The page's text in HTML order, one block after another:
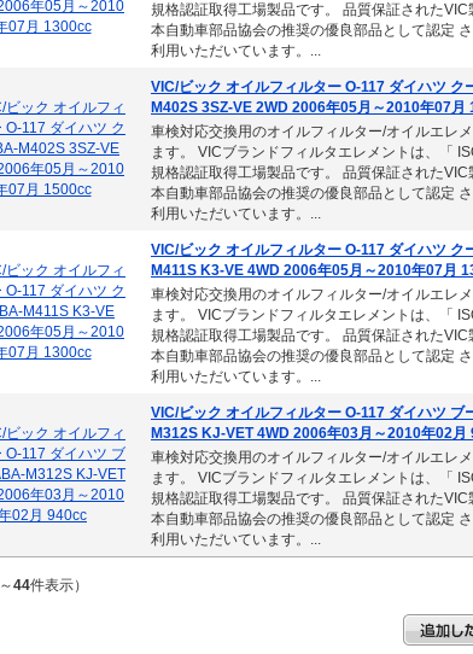
規格認証取得工場製品です。 品質保証されたVIC
本自動車部品協会の推奨の優良部品として認定
利用いただいています。...
VIC/ビック オイルフィルター O-117 ダイハツ ク
M402S 3SZ-VE 2WD 2006年05月～2010年07月
車検対応交換用のオイルフィルター/オイルエレ
ます。 VICブランドフィルタエレメントは、「
規格認証取得工場製品です。 品質保証されたVIC
本自動車部品協会の推奨の優良部品として認定
利用いただいています。...
VIC/ビック オイルフィルター O-117 ダイハツ ク
M411S K3-VE 4WD 2006年05月～2010年07月
車検対応交換用のオイルフィルター/オイルエレ
ます。 VICブランドフィルタエレメントは、「
規格認証取得工場製品です。 品質保証されたVIC
本自動車部品協会の推奨の優良部品として認定
利用いただいています。...
VIC/ビック オイルフィルター O-117 ダイハツ ブ
M312S KJ-VET 4WD 2006年03月～2010年02月
車検対応交換用のオイルフィルター/オイルエレ
ます。 VICブランドフィルタエレメントは、「
規格認証取得工場製品です。 品質保証されたVIC
本自動車部品協会の推奨の優良部品として認定
利用いただいています。...
～44件表示）